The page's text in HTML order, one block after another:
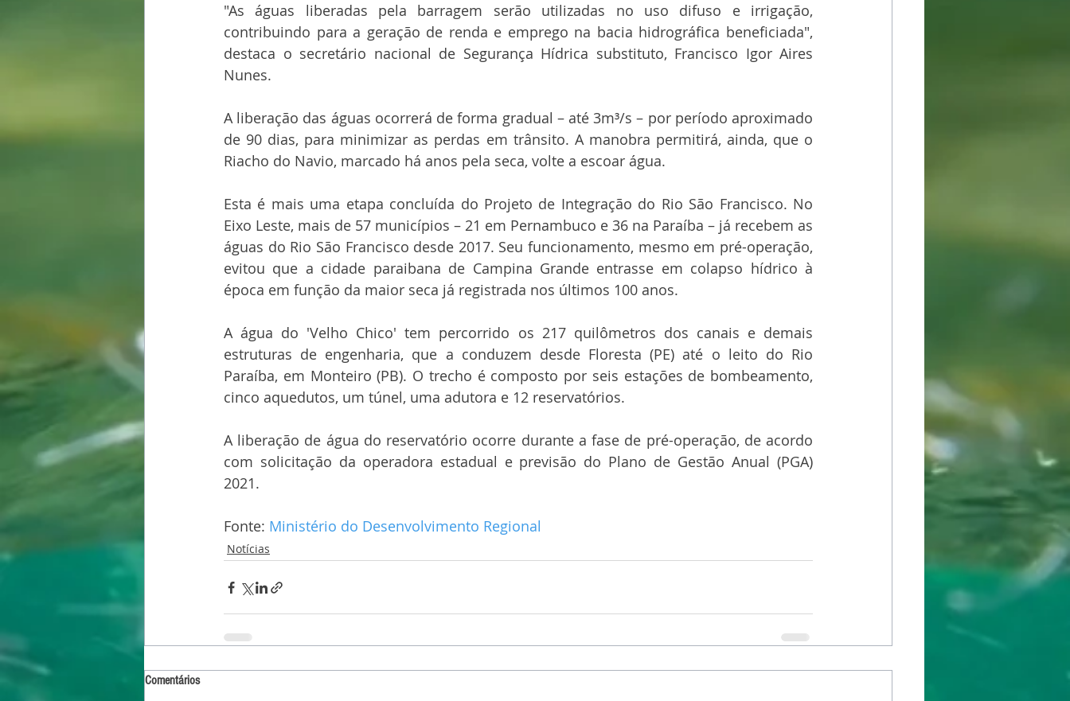
"As águas liberadas pela barragem serão utilizadas no uso difuso e irrigação,
contribuindo para a geração de renda e emprego na bacia hidrográfica beneficiada",
destaca o secretário nacional de Segurança Hídrica substituto, Francisco Igor Aires
Nunes.
A liberação das águas ocorrerá de forma gradual – até 3m³/s – por período aproximado
de 90 dias, para minimizar as perdas em trânsito. A manobra permitirá, ainda, que o
Riacho do Navio, marcado há anos pela seca, volte a escoar água.
Esta é mais uma etapa concluída do Projeto de Integração do Rio São Francisco. No
Eixo Leste, mais de 57 municípios – 21 em Pernambuco e 36 na Paraíba – já recebem as
águas do Rio São Francisco desde 2017. Seu funcionamento, mesmo em pré-operação,
evitou que a cidade paraibana de Campina Grande entrasse em colapso hídrico à
época em função da maior seca já registrada nos últimos 100 anos.
A água do 'Velho Chico' tem percorrido os 217 quilômetros dos canais e demais
estruturas de engenharia, que a conduzem desde Floresta (PE) até o leito do Rio
Paraíba, em Monteiro (PB). O trecho é composto por seis estações de bombeamento,
cinco aquedutos, um túnel, uma adutora e 12 reservatórios.
A liberação de água do reservatório ocorre durante a fase de pré-operação, de acordo
com solicitação da operadora estadual e previsão do Plano de Gestão Anual (PGA)
2021.
Fonte: Ministério do Desenvolvimento Regional
Notícias
Comentários